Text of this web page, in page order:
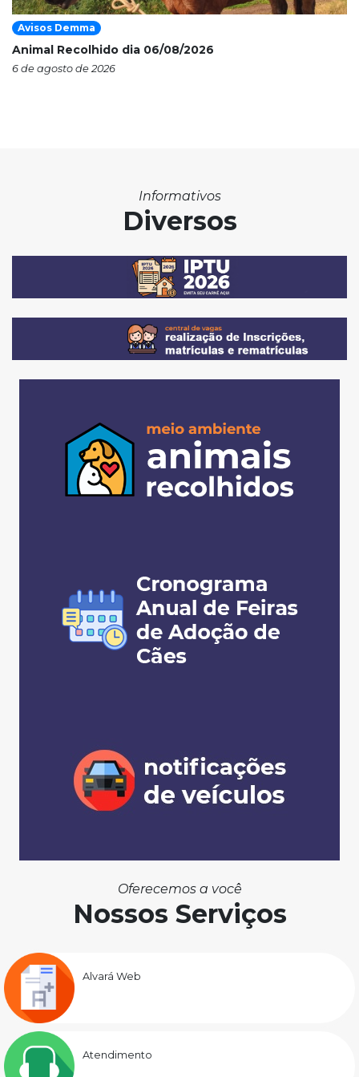
Avisos Demma
Animal Recolhido dia 06/08/2026
6 de agosto de 2026
Informativos
Diversos
Oferecemos a você
Nossos Serviços
Alvará Web
Atendimento